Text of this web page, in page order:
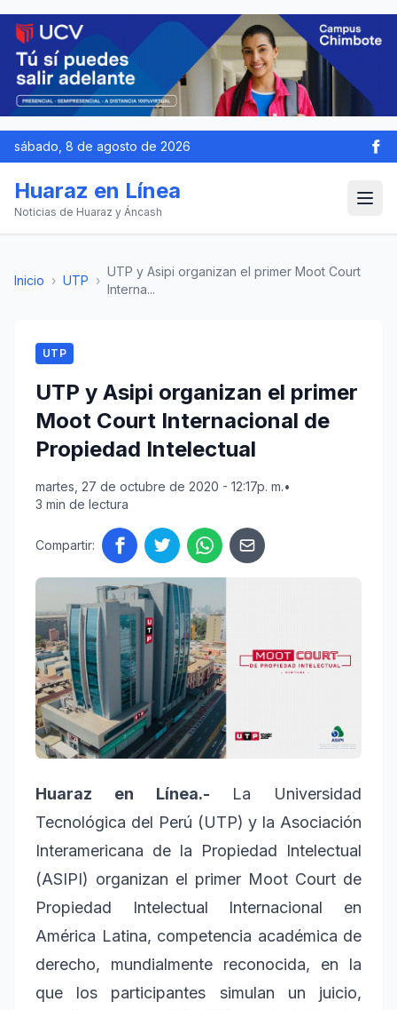
sábado, 8 de agosto de 2026
Huaraz en Línea
Noticias de Huaraz y Áncash
Inicio › UTP ›
UTP y Asipi organizan el primer Moot Court
Interna...
UTP
UTP y Asipi organizan el primer
Moot Court Internacional de
Propiedad Intelectual
martes, 27 de octubre de 2020 - 12:17p. m.•
3 min de lectura
Compartir:
Huaraz en Línea.- La Universidad
Tecnológica del Perú (UTP) y la Asociación
Interamericana de la Propiedad Intelectual
(ASIPI) organizan el primer Moot Court de
Propiedad Intelectual Internacional en
América Latina, competencia académica de
derecho, mundialmente reconocida, en la
que los participantes simulan un juicio,